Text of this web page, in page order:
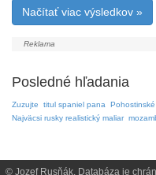
Načítať viac výsledkov »
Posledné hľadania
Zuzujte titul spaniel pana Pohostinské
Najväcsi rusky realistický maliar
© Jozef Rusňák. Databáza je